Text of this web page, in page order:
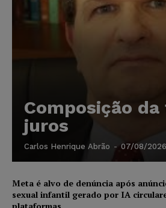
Composição
juros
Carlos Henrique Abrão - 07/08/2026
Meta é alvo de denúncia após
sexual infantil gerado por IA